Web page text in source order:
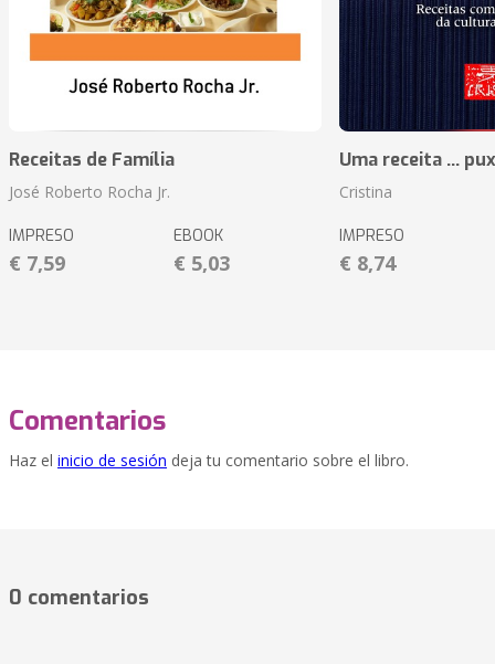
Receitas de Família
José Roberto Rocha Jr.
IMPRESO
€ 7,59
EBOOK
€ 5,03
Uma receita ...
Cristina
IMPRESO
€ 8,74
Comentarios
Haz el inicio de sesión deja tu comentario sobre el libro.
0 comentarios